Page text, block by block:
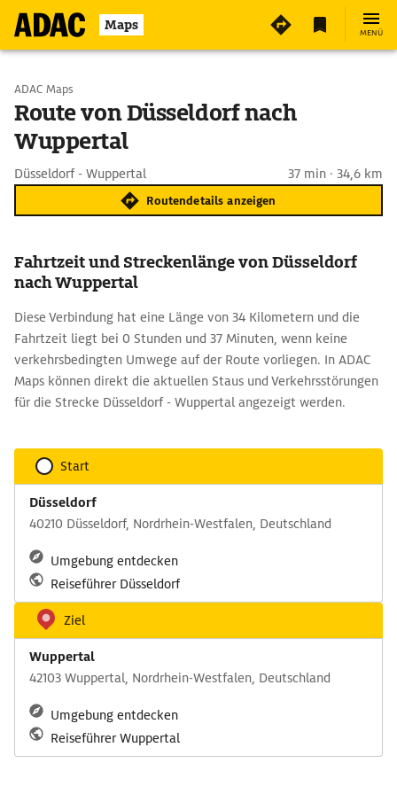
Maps MENÜ
Start wählen
Ziel eingeben
ADAC Maps
Route von Düsseldorf nach
Wuppertal
Düsseldorf - Wuppertal 37 min · 34,6 km
Routendetails anzeigen
Fahrtzeit und Streckenlänge von Düsseldorf
nach Wuppertal
Diese Verbindung hat eine Länge von 34 Kilometern und die
Fahrtzeit liegt bei 0 Stunden und 37 Minuten, wenn keine
verkehrsbedingten Umwege auf der Route vorliegen. In ADAC
Maps können direkt die aktuellen Staus und Verkehrsstörungen
für die Strecke Düsseldorf - Wuppertal angezeigt werden.
Start
Düsseldorf
40210 Düsseldorf, Nordrhein-Westfalen, Deutschland
Umgebung entdecken
Reiseführer Düsseldorf
Ziel
Wuppertal
42103 Wuppertal, Nordrhein-Westfalen, Deutschland
Umgebung entdecken
Reiseführer Wuppertal